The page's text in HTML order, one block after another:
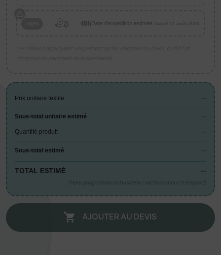
48h Date d'expédition estimée :mardi 11 août 2026
Prix unitaire textile --
Sous-total unitaire estimé --
Quantité produit --
Sous-total estimé --
TOTAL ESTIMÉ --
(Hors programme de broderie / vectorisation / transport)
 AJOUTER AU DEVIS